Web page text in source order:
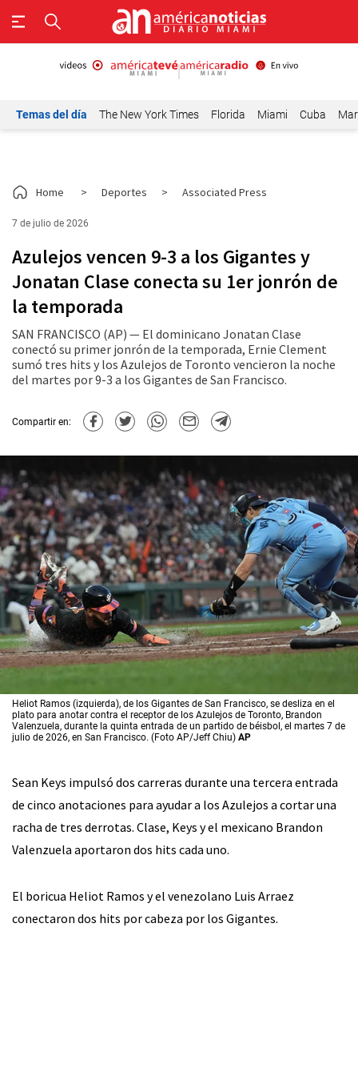
Temas del día The New York Times Florida Miami Cuba
Home > Deportes > Associated Press
7 de julio de 2026
Azulejos vencen 9-3 a los Gigantes y
Jonatan Clase conecta su 1er jonrón de
la temporada
SAN FRANCISCO (AP) — El dominicano Jonatan Clase
conectó su primer jonrón de la temporada, Ernie Clement
sumó tres hits y los Azulejos de Toronto vencieron la noche
del martes por 9-3 a los Gigantes de San Francisco.
Compartir en:
Heliot Ramos (izquierda), de los Gigantes de San Francisco, se desliza en el
plato para anotar contra el receptor de los Azulejos de Toronto, Brandon
Valenzuela, durante la quinta entrada de un partido de béisbol, el martes 7 de
julio de 2026, en San Francisco. (Foto AP/Jeff Chiu) AP
Sean Keys impulsó dos carreras durante una tercera entrada
de cinco anotaciones para ayudar a los Azulejos a cortar una
racha de tres derrotas. Clase, Keys y el mexicano Brandon
Valenzuela aportaron dos hits cada uno.
El boricua Heliot Ramos y el venezolano Luis Arraez
conectaron dos hits por cabeza por los Gigantes.